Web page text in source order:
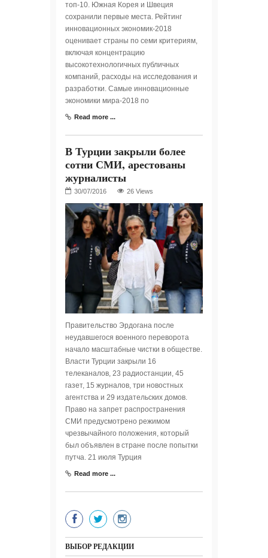
топ-10. Южная Корея и Швеция
сохранили первые места. Рейтинг
инновационных экономик-2018
оценивает страны по семи критериям,
включая концентрацию
высокотехнологичных публичных
компаний, расходы на исследования и
разработки. Самые инновационные
экономики мира-2018 по
Read more ...
В Турции закрыли более
сотни СМИ, арестованы
журналисты
26 Views
Правительство Эрдогана после
неудавшегося военного переворота
начало масштабные чистки в обществе.
Власти Турции закрыли 16
телеканалов, 23 радиостанции, 45
газет, 15 журналов, три новостных
агентства и 29 издательских домов.
Право на запрет распространения
СМИ предусмотрено режимом
чрезвычайного положения, который
был объявлен в стране после попытки
путча. 21 июля Турция
Read more ...
ВЫБОР РЕДАКЦИИ